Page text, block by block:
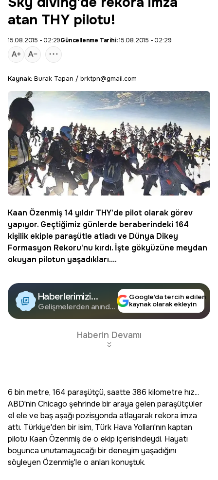
atan THY pilotu!
15.08.2015 - 02:29Güncellenme Tarihi:15.08.2015 - 02:29
Kaynak: Burak Tapan / brktpn@gmail.com
Kaan Özenmiş 14 yıldır THY'de pilot olarak görev
yapıyor. Geçtiğimiz günlerde beraberindeki 164
kişilik ekiple paraşütle atladı ve Dünya Dikey
Formasyon Rekoru'nu kırdı. İşte gökyüzüne meydan
okuyan pilotun yaşadıkları....
Haberlerimizi
Google'da Takip
Edin
Gelişmelerden anında
Google’da tercih edilen
kaynak olarak ekleyin
Haberin Devamı
6 bin metre, 164 paraşütçü, saatte 386 kilometre hız...
ABD'nin Chicago şehrinde bir araya gelen paraşütçüler
el ele ve baş aşağı pozisyonda atlayarak rekora imza
attı. Türkiye'den bir isim, Türk Hava Yolları'nın kaptan
pilotu Kaan Özenmiş de o ekip içerisindeydi. Hayatı
boyunca unutamayacağı bir deneyim yaşadığını
söyleyen Özenmiş'le o anları konuştuk.